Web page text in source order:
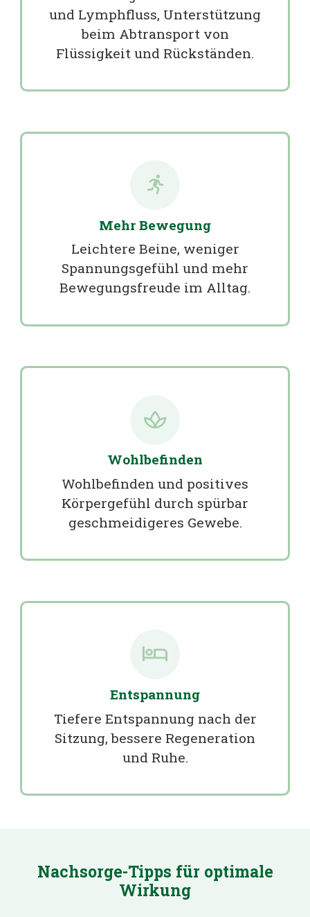
und Lymphfluss, Unterstützung
beim Abtransport von
Flüssigkeit und Rückständen.
Mehr Bewegung
Leichtere Beine, weniger
Spannungsgefühl und mehr
Bewegungsfreude im Alltag.
Wohlbefinden
Wohlbefinden und positives
Körpergefühl durch spürbar
geschmeidigeres Gewebe.
Entspannung
Tiefere Entspannung nach der
Sitzung, bessere Regeneration
und Ruhe.
Nachsorge-Tipps für optimale
Wirkung